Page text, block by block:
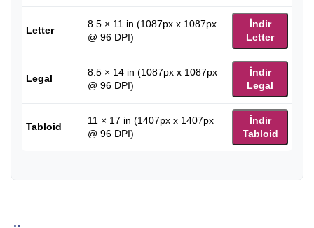
Letter
8.5 × 11 in (1087px x 1087px
@ 96 DPI)
İndir
Letter
Legal
8.5 × 14 in (1087px x 1087px
@ 96 DPI)
İndir
Legal
Tabloid
11 × 17 in (1407px x 1407px
@ 96 DPI)
İndir
Tabloid